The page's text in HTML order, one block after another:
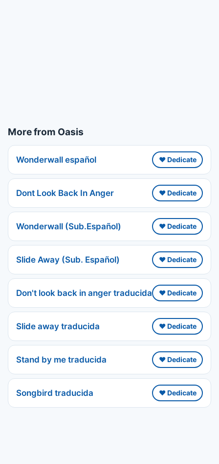
More from Oasis
Wonderwall español ❤️ Dedicate
Dont Look Back In Anger ❤️ Dedicate
Wonderwall (Sub.Español) ❤️ Dedicate
Slide Away (Sub. Español) ❤️ Dedicate
Don't look back in anger traducida ❤️ Dedicate
Slide away traducida ❤️ Dedicate
Stand by me traducida ❤️ Dedicate
Songbird traducida ❤️ Dedicate